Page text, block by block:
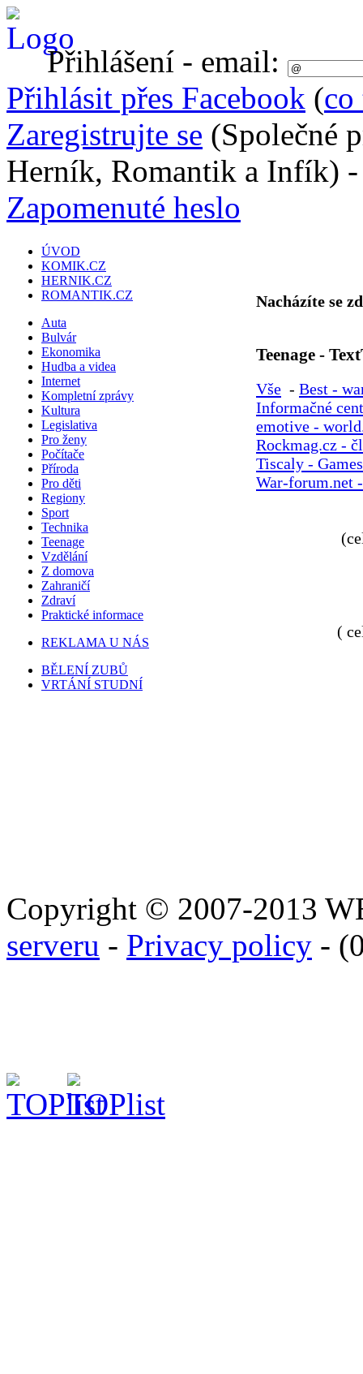
Přihlášení - email:
Přihlásit přes Facebook (co
Zaregistrujte se (Společné
Herník, Romantik a Infík)
Zapomenuté heslo
Nacházíte se
Teenage -
Vše - Best -
Informačné
emotive -
Rockmag.cz -
Tiscaly - Games
War-forum.net
(
ÚVOD
KOMIK.CZ
HERNIK.CZ
ROMANTIK.CZ
Auta
Bulvár
Ekonomika
Hudba a videa
Internet
Kompletní zprávy
Kultura
Legislativa
Pro ženy
Počítače
Příroda
Pro děti
Regiony
Sport
Technika
Teenage
Vzdělání
Z domova
Zahraničí
Zdraví
Praktické informace
REKLAMA U NÁS
BĚLENÍ ZUBŮ
VRTÁNÍ STUDNÍ
Copyright © 2007-2013
serveru - Privacy policy -